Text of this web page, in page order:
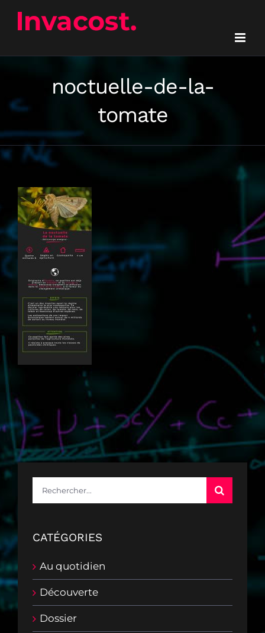
contenu
noctuelle-de-la-
tomate
CATÉGORIES
Au quotidien
Découverte
Dossier